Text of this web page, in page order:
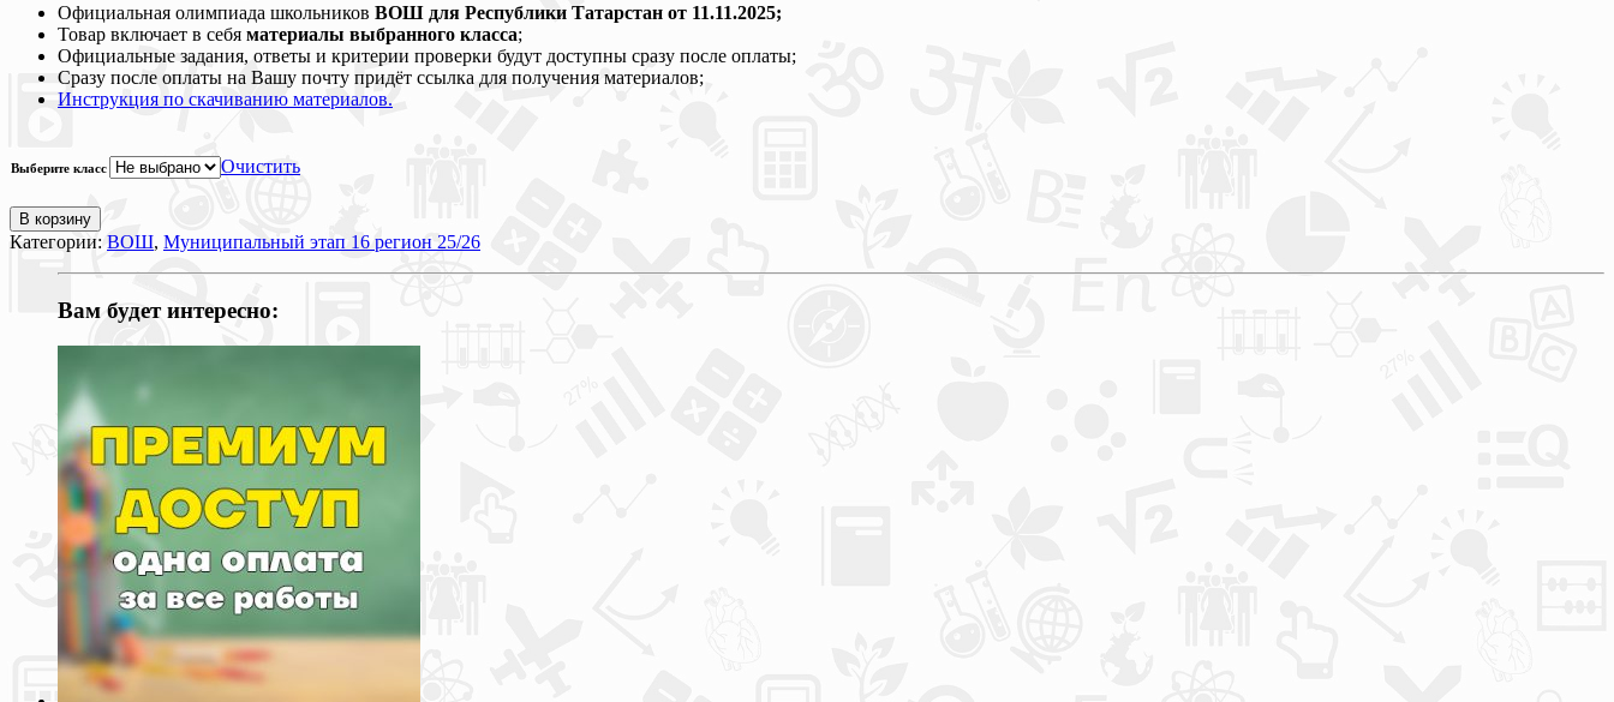
Официальная олимпиада школьников ВОШ для Республики Татарстан от 11.11.2025;
Товар включает в себя материалы выбранного класса;
Официальные задания, ответы и критерии проверки будут доступны сразу после оплаты;
Сразу после оплаты на Вашу почту придёт ссылка для получения материалов;
Инструкция по скачиванию материалов.
Выберите класс Очистить
В корзину
Категории: ВОШ, Муниципальный этап 16 регион 25/26
Вам будет интересно: